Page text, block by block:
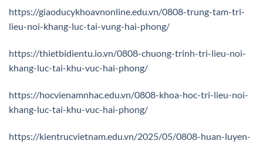
https://giaoducykhoavnonline.edu.vn/0808-trung-tam-tri-
lieu-noi-khang-luc-tai-vung-hai-phong/
https://thietbidientu.io.vn/0808-chuong-trinh-tri-lieu-noi-
khang-luc-tai-khu-vuc-hai-phong/
https://hocvienamnhac.edu.vn/0808-khoa-hoc-tri-lieu-noi-
khang-luc-tai-khu-vuc-hai-phong/
https://kientrucvietnam.edu.vn/2025/05/0808-huan-luyen-